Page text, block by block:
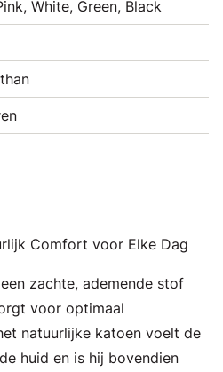
White, Green, Black
Comfort voor Elke Dag
zachte, ademende stof
voor optimaal
natuurlijke katoen voelt de
huid en is hij bovendien